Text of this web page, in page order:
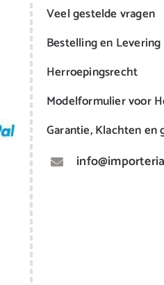
Veel gestelde vragen
Bestelling en Levering
Herroepingsrecht
Modelformulier voor
Garantie, Klachten en